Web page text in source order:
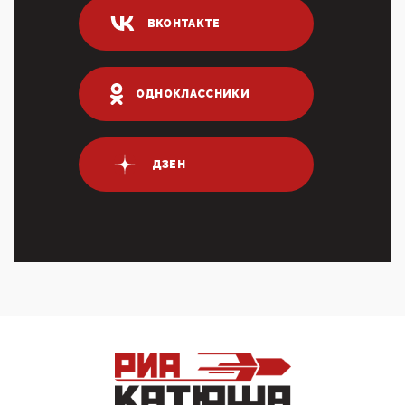
млрд руб. ...
03:01, 10 Апреля 2026
что союзники просили Киев не наносить удары по
энергети...
01:54, 10 Апреля 2026
ПрезидентПутинвчера вечером обьявил
Пасхальное перемирие с 16 часов субботы до конца
дня Воскресен...
01:09, 10 Апреля 2026
Честно говоря, ситуация с продвижением через
российские крупнейшие СМИ персоны Эррола
Маска (отца Ил...
ВКОНТАКТЕ
ОДНОКЛАССНИКИ
ДЗЕН